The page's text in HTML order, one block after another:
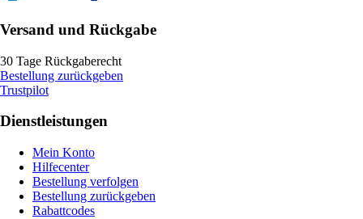
Versand und Rückgabe
30 Tage Rückgaberecht
Bestellung zurückgeben
Trustpilot
Dienstleistungen
Mein Konto
Hilfecenter
Bestellung verfolgen
Bestellung zurückgeben
Rabattcodes